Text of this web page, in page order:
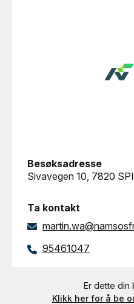
Besøksadresse
Sivavegen 10, 7820
Ta kontakt
95461047
Er dette din
Klikk her for å be